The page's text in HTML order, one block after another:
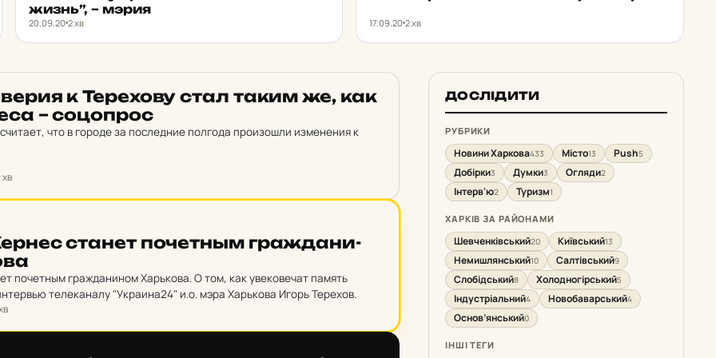
Геннадия
жизнь”, – мэрия
20.09.20 2 хв 17.09.20 2 хв
к Те­ре­хо­ву стал таким же, как
– со­цоп­рос
что в городе за последние полгода произошли изменения к
хв
станет по­четным граж­да­ни­
почетным гражданином Харькова. О том, как увековечат память
телеканалу "Украина24" и.о. мэра Харькова Игорь Терехов.
ДОСЛІДИТИ
РУБРИКИ
Новини Харкова433 Місто13 Push5
Добірки3 Думки3 Огляди2
Інтерв'ю2 Туризм1
ХАРКІВ ЗА РАЙОНАМИ
Шевченківський20 Київський13
Немишлянський10 Салтівський9
Слобідський8 Холодногірський5
Індустріальний4 Новобаварський4
Основ’янський0
ІНШІ ТЕГИ